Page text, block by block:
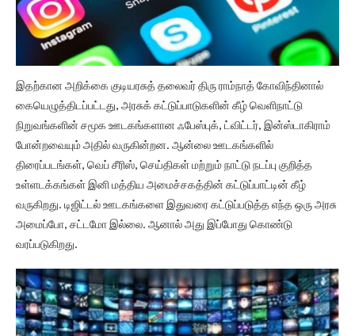
இதற்கான அறிக்கை குடியரசுத் தலைவர் திரு ராம்நாத் கோவிந்தினால்
கையெழுத்திடப்பட்டது, அரசுக் கட்டுப்பாடுகளின் கீழ் வெளிநாட்டு
நிறுவங்களின் சமூக ஊடகங்களான ஃபேஸ்புக், ட்விட்டர், இன்ஸ்டாகிராம்
போன்றவையும் அதில் வருகின்றன. ஆன்லை ஊடகங்களில்
திரைப்படங்கள், வெப் சீரிஸ், செய்திகள் மற்றும் நாட்டு நடப்பு குறித்த
உள்ளடக்கங்கள் இனி மத்திய அமைச்சகத்தின் கட்டுப்பாட்டின் கீழ்
வருகிறது. டிஜிட்டல் ஊடகங்களை இதுவரை கட்டுப்படுத்த எந்த ஒரு அரசு
அமைப்போ, சட்டமோ இல்லை. ஆனால் அது இப்போது கொண்டு
வரப்படுகிறது.